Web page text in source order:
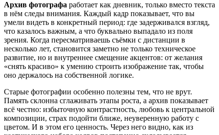
Архив фотографа работает как дневник, только вместо текста
в нём следы внимания. Каждый кадр показывает, что вы
умели видеть в конкретный период: где задерживался взгляд,
что казалось важным, а что буквально выпадало из поля
зрения. Когда пересматриваешь съёмки с дистанции в
несколько лет, становится заметно не только техническое
развитие, но и внутреннее смещение акцентов: от желания
«снять красиво» к умению строить изображение так, чтобы
оно держалось на собственной логике.
Старые фотографии особенно полезны тем, что не врут.
Память склонна сглаживать этапы роста, а архив показывает
всё честно: избыточную контрастность, любовь к центральной
композиции, страх подойти ближе, неуверенную работу с
цветом. И в этом его ценность. Через него видно, как из